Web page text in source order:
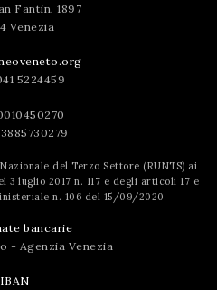
Fantin, 1897
Venezia
5224459
del Terzo Settore (RUNTS) ai
3 luglio 2017 n. 117 e degli articoli 17 e
n. 106 del 15/09/2020
bancarie
- Agenzia Venezia
IBAN